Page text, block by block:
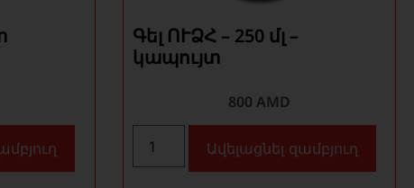
Գել ՈՒՁՀ – 250 մլ –
կապույտ
800 AMD
Ավելացնել զամբյուղ